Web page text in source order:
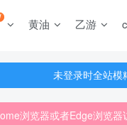
黄油 乙游
未登录时全站
未登录时全站模
浏览器或者Edge浏览器
资源已更新至5000多部
浏览器或者Edge浏览器